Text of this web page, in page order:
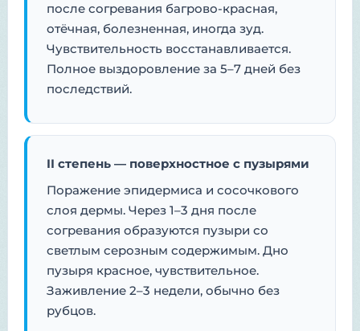
после согревания багрово-красная,
отёчная, болезненная, иногда зуд.
Чувствительность восстанавливается.
Полное выздоровление за 5–7 дней без
последствий.
II степень — поверхностное с пузырями
Поражение эпидермиса и сосочкового
слоя дермы. Через 1–3 дня после
согревания образуются пузыри со
светлым серозным содержимым. Дно
пузыря красное, чувствительное.
Заживление 2–3 недели, обычно без
рубцов.